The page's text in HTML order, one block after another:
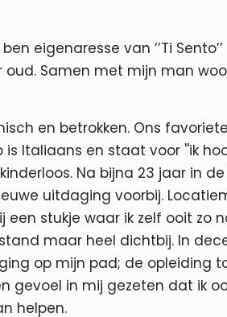
eigenaresse van ‘’Ti Sento’’
Samen met mijn man
en betrokken. Ons favoriete
Italiaans en staat voor ''ik
Na bijna 23 jaar in
uitdaging voorbij.
stukje waar ik zelf ooit zo
maar heel dichtbij. In
op mijn pad; de opleiding
gevoel in mij gezeten dat ik
helpen.